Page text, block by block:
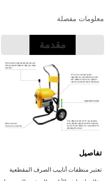
معلومات مفصلة
مقدمة
تفاصيل